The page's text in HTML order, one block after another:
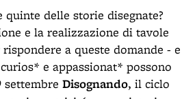
quinte delle storie disegnate?
e la realizzazione di tavole
a queste domande - e
e appassionat* possono
Disognando, il ciclo